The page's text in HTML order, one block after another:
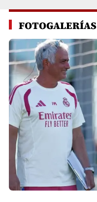
FOTOGALERÍAS